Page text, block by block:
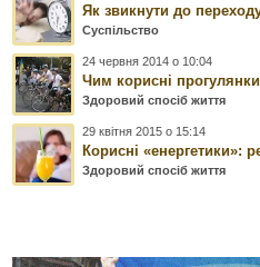
Як звикнути до
Суспільство
24 червня 2014 о 10:04
Чим корисні
Здоровий спосіб життя
29 квітня 2015 о 15:14
Корисні «енергетики»:
Здоровий спосіб життя